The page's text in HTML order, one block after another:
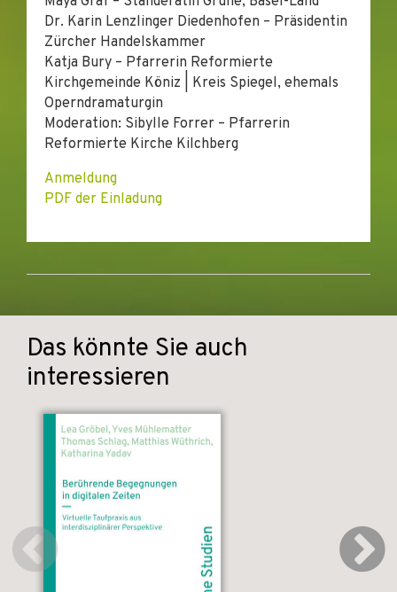
Dr. Karin Lenzlinger Diedenhofen – Präsidentin
Zürcher Handelskammer
Katja Bury – Pfarrerin Reformierte
Kirchgemeinde Köniz | Kreis Spiegel, ehemals
Operndramaturgin
Moderation: Sibylle Forrer – Pfarrerin
Reformierte Kirche Kilchberg
Anmeldung
PDF der Einladung
Das könnte Sie auch
interessieren